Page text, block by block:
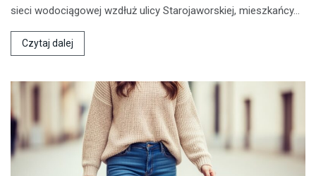
sieci wodociągowej wzdłuż ulicy Starojaworskiej, mieszkańcy…
Czytaj dalej